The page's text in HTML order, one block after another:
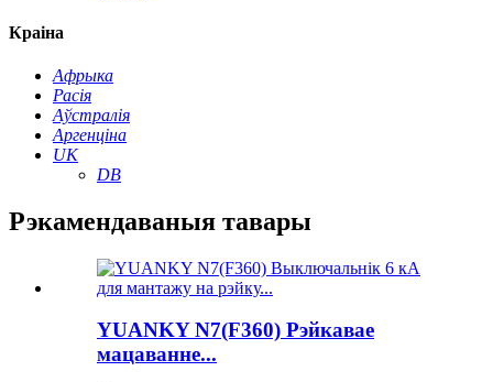
Краіна
Афрыка
Расія
Аўстралія
Аргенціна
UK
DB
Рэкамендаваныя тавары
YUANKY N7(F360) Рэйкавае
мацаванне...